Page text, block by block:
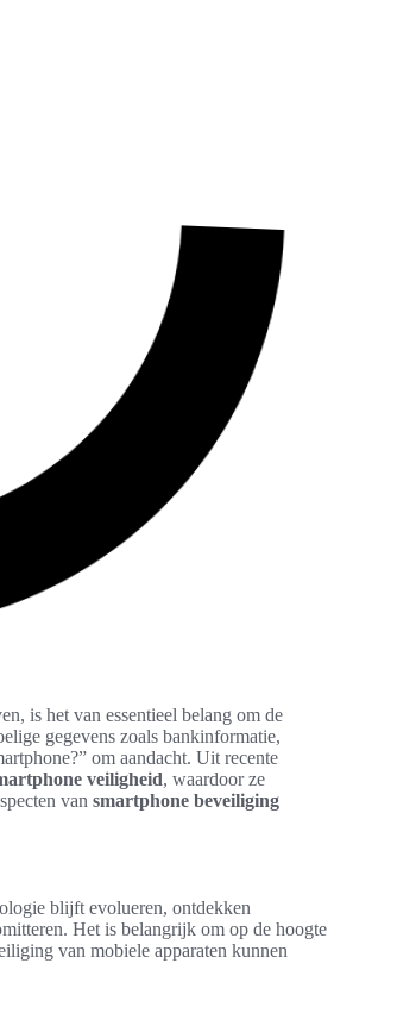
is het van essentieel belang om de
gegevens zoals bankinformatie,
om aandacht. Uit recente
veiligheid, waardoor ze
van smartphone beveiliging
blijft evolueren, ontdekken
Het is belangrijk om op de hoogte
van mobiele apparaten kunnen